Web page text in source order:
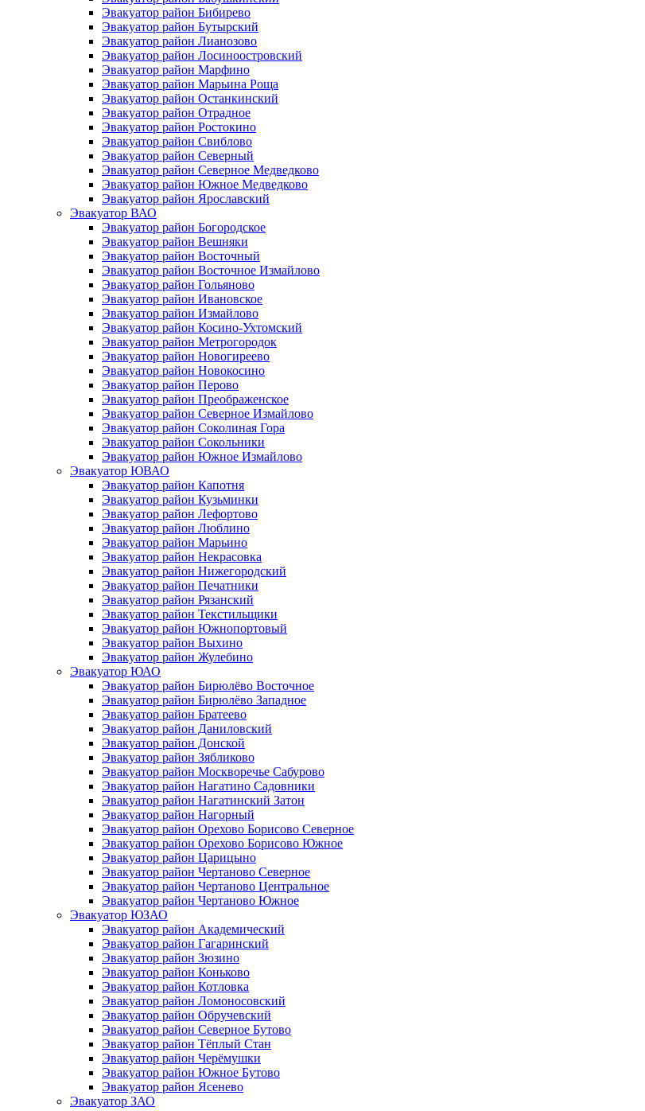
Эвакуатор район Бибирево
Эвакуатор район Бутырский
Эвакуатор район Лианозово
Эвакуатор район Лосиноостровский
Эвакуатор район Марфино
Эвакуатор район Марьина Роща
Эвакуатор район Останкинский
Эвакуатор район Отрадное
Эвакуатор район Ростокино
Эвакуатор район Свиблово
Эвакуатор район Северный
Эвакуатор район Северное Медведково
Эвакуатор район Южное Медведково
Эвакуатор район Ярославский
Эвакуатор ВАО
Эвакуатор район Богородское
Эвакуатор район Вешняки
Эвакуатор район Восточный
Эвакуатор район Восточное Измайлово
Эвакуатор район Гольяново
Эвакуатор район Ивановское
Эвакуатор район Измайлово
Эвакуатор район Косино-Ухтомский
Эвакуатор район Метрогородок
Эвакуатор район Новогиреево
Эвакуатор район Новокосино
Эвакуатор район Перово
Эвакуатор район Преображенское
Эвакуатор район Северное Измайлово
Эвакуатор район Соколиная Гора
Эвакуатор район Сокольники
Эвакуатор район Южное Измайлово
Эвакуатор ЮВАО
Эвакуатор район Капотня
Эвакуатор район Кузьминки
Эвакуатор район Лефортово
Эвакуатор район Люблино
Эвакуатор район Марьино
Эвакуатор район Некрасовка
Эвакуатор район Нижегородский
Эвакуатор район Печатники
Эвакуатор район Рязанский
Эвакуатор район Текстильщики
Эвакуатор район Южнопортовый
Эвакуатор район Выхино
Эвакуатор район Жулебино
Эвакуатор ЮАО
Эвакуатор район Бирюлёво Восточное
Эвакуатор район Бирюлёво Западное
Эвакуатор район Братеево
Эвакуатор район Даниловский
Эвакуатор район Донской
Эвакуатор район Зябликово
Эвакуатор район Москворечье Сабурово
Эвакуатор район Нагатино Cадовники
Эвакуатор район Нагатинский Затон
Эвакуатор район Нагорный
Эвакуатор район Орехово Борисово Северное
Эвакуатор район Орехово Борисово Южное
Эвакуатор район Царицыно
Эвакуатор район Чертаново Северное
Эвакуатор район Чертаново Центральное
Эвакуатор район Чертаново Южное
Эвакуатор ЮЗАО
Эвакуатор район Академический
Эвакуатор район Гагаринский
Эвакуатор район Зюзино
Эвакуатор район Коньково
Эвакуатор район Котловка
Эвакуатор район Ломоносовский
Эвакуатор район Обручевский
Эвакуатор район Северное Бутово
Эвакуатор район Тёплый Стан
Эвакуатор район Черёмушки
Эвакуатор район Южное Бутово
Эвакуатор район Ясенево
Эвакуатор ЗАО